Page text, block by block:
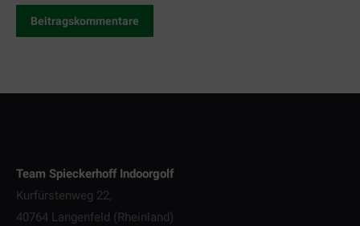
Beitragskommentare
Team Spieckerhoff Indoorgolf
Kurfürstenweg 22,
40764 Langenfeld (Rheinland)